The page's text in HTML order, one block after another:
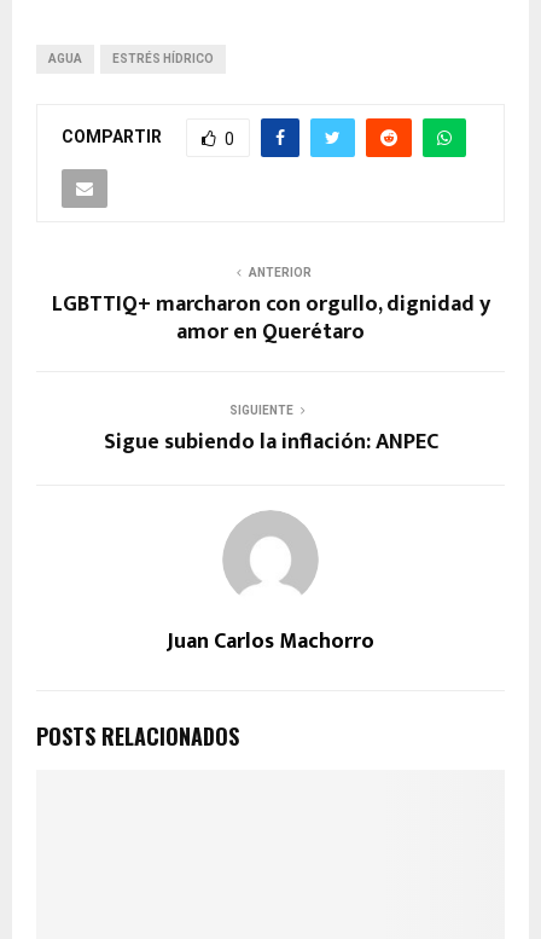
AGUA ESTRÉS HÍDRICO
COMPARTIR 0
ANTERIOR
LGBTTIQ+ marcharon con orgullo, dignidad y
amor en Querétaro
SIGUIENTE
Sigue subiendo la inflación: ANPEC
Juan Carlos Machorro
POSTS RELACIONADOS